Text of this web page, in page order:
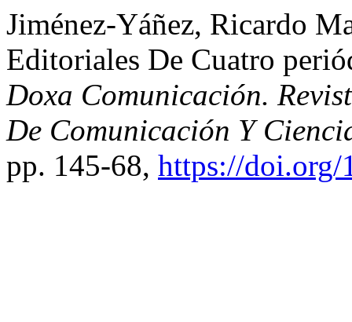
Jiménez-Yáñez, Ricardo
Editoriales De Cuatro
Doxa Comunicación.
De Comunicación Y
pp. 145-68, https://doi.org/